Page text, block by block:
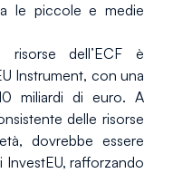
le piccole e medie
risorse dell’ECF è
Instrument, con una
miliardi di euro. A
delle risorse
dovrebbe essere
InvestEU, rafforzando